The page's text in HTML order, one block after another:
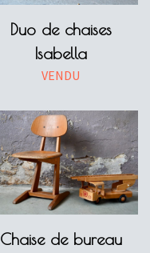
Duo de chaises
Isabella
VENDU
Chaise de bureau